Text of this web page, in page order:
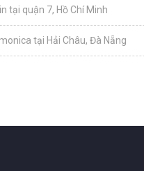
tại quận 7, Hồ Chí Minh
tại Hải Châu, Đà Nẵng